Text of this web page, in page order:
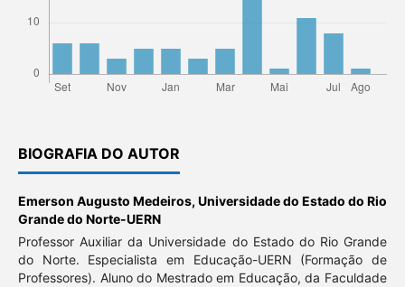
BIOGRAFIA DO AUTOR
Emerson Augusto Medeiros, Universidade do Estado do Rio
Grande do Norte-UERN
Professor Auxiliar da Universidade do Estado do Rio Grande
do Norte. Especialista em Educação-UERN (Formação de
Professores). Aluno do Mestrado em Educação, da Faculdade